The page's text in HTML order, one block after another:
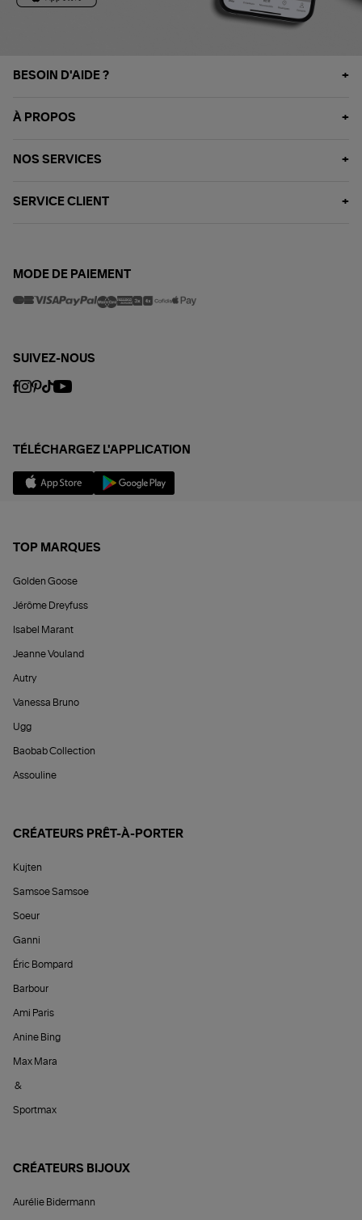
BESOIN D'AIDE ?
À PROPOS
NOS SERVICES
SERVICE CLIENT
MODE DE PAIEMENT
SUIVEZ-NOUS
TÉLÉCHARGEZ L'APPLICATION
TOP MARQUES
Golden Goose
Jérôme Dreyfuss
Isabel Marant
Jeanne Vouland
Autry
Vanessa Bruno
Ugg
Baobab Collection
Assouline
CRÉATEURS PRÊT-À-PORTER
Kujten
Samsoe Samsoe
Soeur
Ganni
Éric Bompard
Barbour
Ami Paris
Anine Bing
Max Mara
&
Sportmax
CRÉATEURS BIJOUX
Aurélie Bidermann